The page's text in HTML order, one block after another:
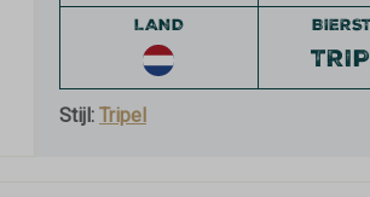
LAND
Stijl: Tripel